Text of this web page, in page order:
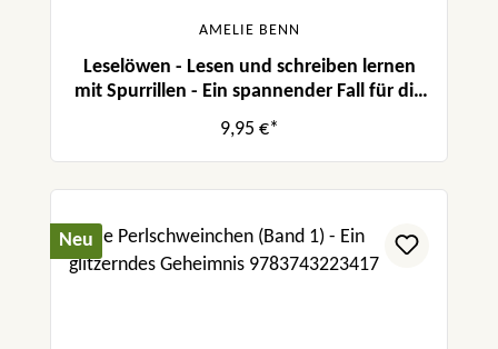
AMELIE BENN
Leselöwen - Lesen und schreiben lernen
mit Spurrillen - Ein spannender Fall für die
Polizei
9,95 €*
Neu